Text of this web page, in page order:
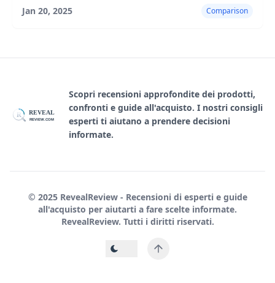
Jan 20, 2025
Comparison
R REVEAL
REVIEW.COM
Scopri recensioni approfondite dei prodotti,
confronti e guide all'acquisto. I nostri consigli
esperti ti aiutano a prendere decisioni
informate.
© 2025 RevealReview - Recensioni di esperti e guide
all'acquisto per aiutarti a fare scelte informate.
RevealReview. Tutti i diritti riservati.